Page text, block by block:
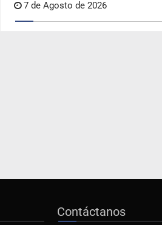
7 de Agosto de 2026
Contáctanos